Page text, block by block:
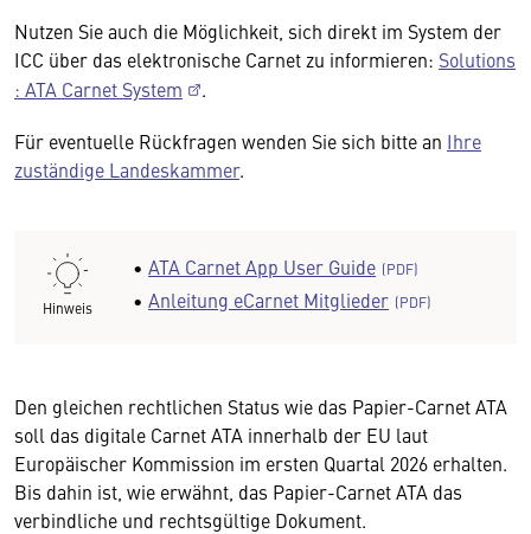
Nutzen Sie auch die Möglichkeit, sich direkt im System der
ICC über das elektronische Carnet zu informieren: Solutions
: ATA Carnet System
.
Für eventuelle Rückfragen wenden Sie sich bitte an Ihre
zuständige Landeskammer.
Hinweis
• ATA Carnet App User Guide
• Anleitung eCarnet Mitglieder
Den gleichen rechtlichen Status wie das Papier-Carnet ATA
soll das digitale Carnet ATA innerhalb der EU laut
Europäischer Kommission im ersten Quartal 2026 erhalten.
Bis dahin ist, wie erwähnt, das Papier-Carnet ATA das
verbindliche und rechtsgültige Dokument.